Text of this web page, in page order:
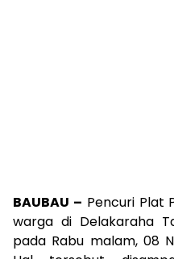
BAUBAU – Pencuri Plat
warga di Delakaraha
pada Rabu malam, 08